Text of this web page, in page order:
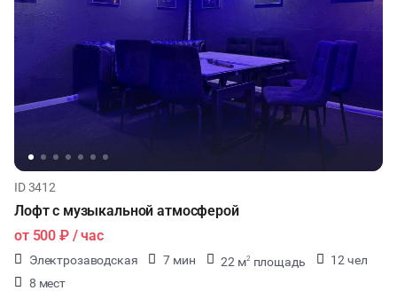
ID 3412
Лофт с музыкальной атмосферой
от 500 ₽/ час
Электрозаводская 7 мин 22 м2 площадь
12 чел
8 мест